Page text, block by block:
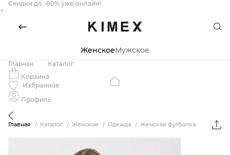
Скидки до -80% уже онлайн!
×
ЖенскоеМужское
Главная
Каталог
Корзина
Избранное
Профиль
Главная Каталог Женское Одежда Женская футболка